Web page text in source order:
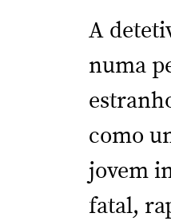
A
numa
como
jovem
fatal,